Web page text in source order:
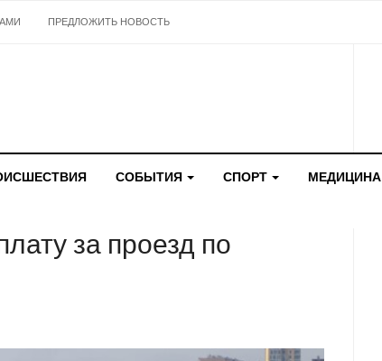
ПРЕДЛОЖИТЬ НОВОСТЬ
СОБЫТИЯ СПОРТ МЕДИЦИНА
за проезд по